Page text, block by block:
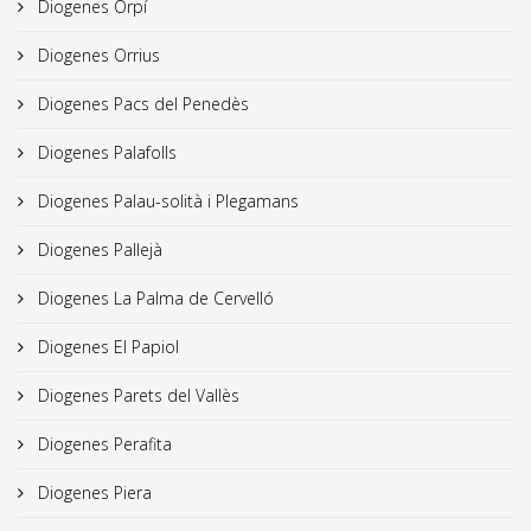
Diogenes Orpí
Diogenes Orrius
Diogenes Pacs del Penedès
Diogenes Palafolls
Diogenes Palau-solità i Plegamans
Diogenes Pallejà
Diogenes La Palma de Cervelló
Diogenes El Papiol
Diogenes Parets del Vallès
Diogenes Perafita
Diogenes Piera